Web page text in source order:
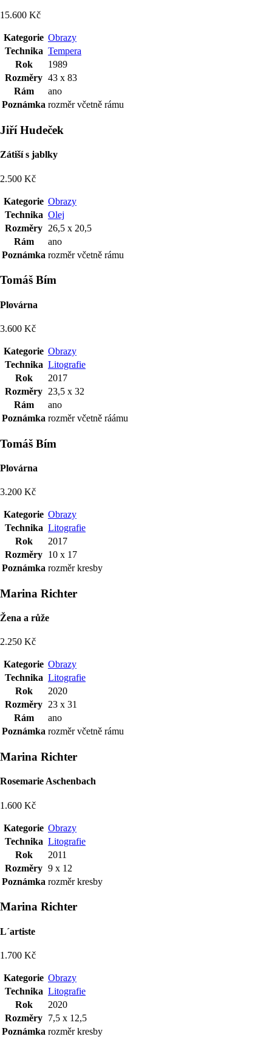
15.600 Kč
Kategorie Obrazy
Technika Tempera
Rok
1989
Rozměry 43 x 83
Rám
ano
Poznámka rozměr včetně rámu
Jiří Hudeček
Zátiší s jablky
2.500 Kč
Kategorie Obrazy
Technika Olej
Rozměry 26,5 x 20,5
Rám
ano
Poznámka rozměr včetně rámu
Tomáš Bím
Plovárna
3.600 Kč
Kategorie Obrazy
Technika Litografie
Rok
2017
Rozměry 23,5 x 32
Rám
ano
Poznámka rozměr včetně ráámu
Tomáš Bím
Plovárna
3.200 Kč
Kategorie Obrazy
Technika Litografie
Rok
2017
Rozměry 10 x 17
Poznámka rozměr kresby
Marina Richter
Žena a růže
2.250 Kč
Kategorie Obrazy
Technika Litografie
Rok
2020
Rozměry 23 x 31
Rám
ano
Poznámka rozměr včetně rámu
Marina Richter
Rosemarie Aschenbach
1.600 Kč
Kategorie Obrazy
Technika Litografie
Rok
2011
Rozměry 9 x 12
Poznámka rozměr kresby
Marina Richter
L´artiste
1.700 Kč
Kategorie Obrazy
Technika Litografie
Rok
2020
Rozměry 7,5 x 12,5
Poznámka rozměr kresby